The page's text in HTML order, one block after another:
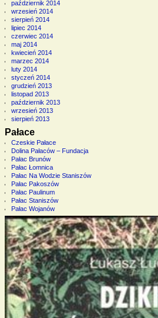
październik 2014
wrzesień 2014
sierpień 2014
lipiec 2014
czerwiec 2014
maj 2014
kwiecień 2014
marzec 2014
luty 2014
styczeń 2014
grudzień 2013
listopad 2013
październik 2013
wrzesień 2013
sierpień 2013
Pałace
Czeskie Pałace
Dolina Pałaców – Fundacja
Pałac Brunów
Pałac Łomnica
Pałac Na Wodzie Staniszów
Pałac Pakoszów
Pałac Paulinum
Pałac Staniszów
Pałac Wojanów